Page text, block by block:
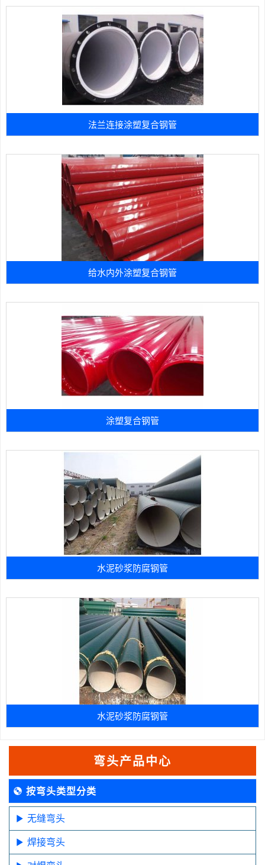
法兰连接涂塑复合钢管
给水内外涂塑复合钢管
涂塑复合钢管
水泥砂浆防腐钢管
水泥砂浆防腐钢管
弯头产品中心
按弯头类型分类
无缝弯头
焊接弯头